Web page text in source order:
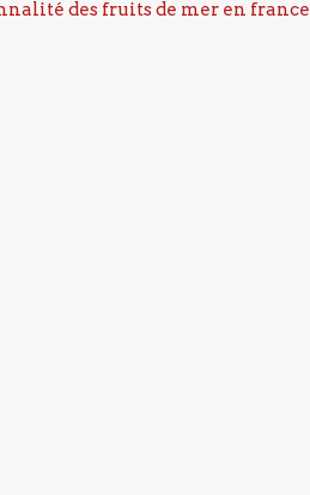
des fruits de mer en france